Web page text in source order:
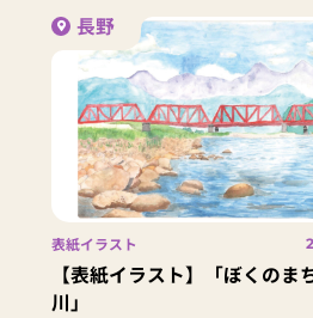
長野
表紙イラスト
【表紙イラスト】「ぼくのま
川」